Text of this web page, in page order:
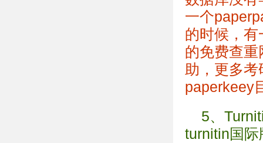
一个
的时候，
的免费查
助，更多
paperkeey
5、
turnitin国